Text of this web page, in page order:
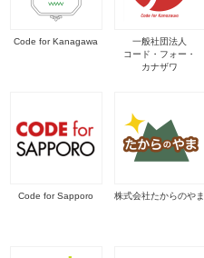
Code for Kanagawa
一般社団法人
コード・フォー・
カナザワ
Code for Sapporo 株式会社たからのやま